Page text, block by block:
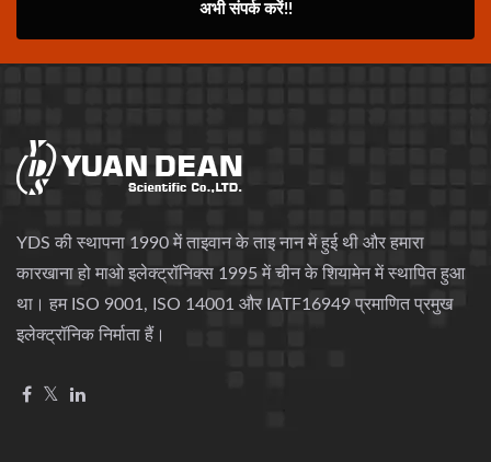
अभी संपर्क करें!!
YDS की स्थापना 1990 में ताइवान के ताइ नान में हुई थी और हमारा
कारखाना हो माओ इलेक्ट्रॉनिक्स 1995 में चीन के शियामेन में स्थापित हुआ
था। हम ISO 9001, ISO 14001 और IATF16949 प्रमाणित प्रमुख
इलेक्ट्रॉनिक निर्माता हैं।